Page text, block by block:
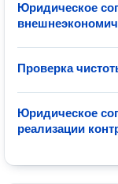
Юридическое
Проверка
Юридическое
реализации